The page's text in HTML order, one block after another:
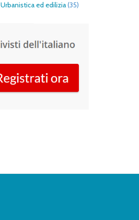
Urbanistica ed edilizia(35)